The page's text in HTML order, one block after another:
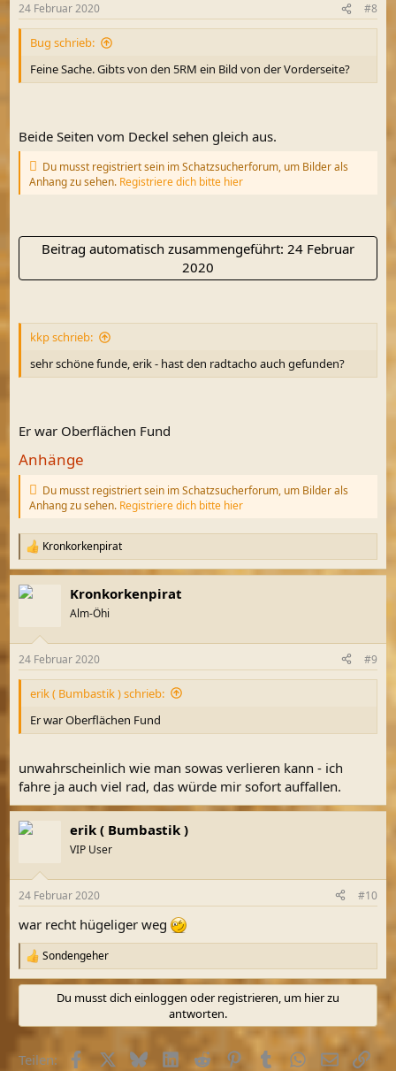
e
n
24 Februar 2020 #8
Bug schrieb:
Feine Sache. Gibts von den 5RM ein Bild von der Vorderseite?
Beide Seiten vom Deckel sehen gleich aus.
Du musst registriert sein im Schatzsucherforum, um Bilder als
Anhang zu sehen. Registriere dich bitte hier
Beitrag automatisch zusammengeführt: 24 Februar
2020
kkp schrieb:
sehr schöne funde, erik - hast den radtacho auch gefunden?
Er war Oberflächen Fund
Anhänge
Du musst registriert sein im Schatzsucherforum, um Bilder als
Anhang zu sehen. Registriere dich bitte hier
R
e
a
k
e
n
Kronkorkenpirat
Kronkorkenpirat
Alm-Öhi
24 Februar 2020 #9
erik ( Bumbastik ) schrieb:
Er war Oberflächen Fund
unwahrscheinlich wie man sowas verlieren kann - ich
fahre ja auch viel rad, das würde mir sofort auffallen.
erik ( Bumbastik )
VIP User
24 Februar 2020 #10
war recht hügeliger weg
R
e
a
i
n
Sondengeher
Du musst dich einloggen oder registrieren, um hier zu
antworten.
Teilen: FacebookX (Twitter)
BlueskyLinkedInReddit PinterestTumblrWhatsApp
E-MailLink